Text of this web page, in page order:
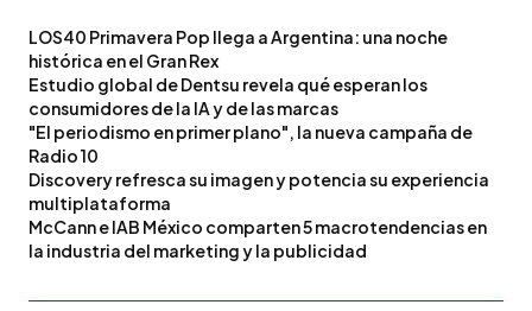
LOS40 Primavera Pop llega a Argentina: una noche
histórica en el Gran Rex
Estudio global de Dentsu revela qué esperan los
consumidores de la IA y de las marcas
"El periodismo en primer plano", la nueva campaña de
Radio 10
Discovery refresca su imagen y potencia su experiencia
multiplataforma
McCann e IAB México comparten 5 macrotendencias en
la industria del marketing y la publicidad